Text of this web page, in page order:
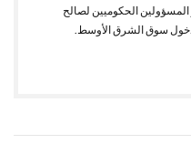
المسؤولين الحكوميين لصالح
سوق الشرق الأوسط.